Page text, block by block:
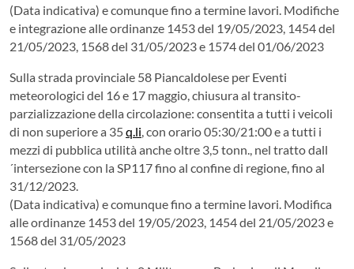
(Data indicativa) e comunque fino a termine lavori. Modifiche
e integrazione alle ordinanze 1453 del 19/05/2023, 1454 del
21/05/2023, 1568 del 31/05/2023 e 1574 del 01/06/2023
Sulla strada provinciale 58 Piancaldolese per Eventi
meteorologici del 16 e 17 maggio, chiusura al transito-
parzializzazione della circolazione: consentita a tutti i veicoli
di non superiore a 35q.li, con orario 05:30/21:00 e a tutti i
mezzi di pubblica utilità anche oltre 3,5 tonn., nel tratto dall
´intersezione con la SP117 fino al confine di regione, fino al
31/12/2023.
(Data indicativa) e comunque fino a termine lavori. Modifica
alle ordinanze 1453 del 19/05/2023, 1454 del 21/05/2023 e
1568 del 31/05/2023